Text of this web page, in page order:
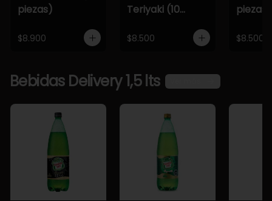
piezas)
$8.900
Teriyaki (10
$8.500
piezas)
$8.500
Bebidas Delivery 1,5 lts